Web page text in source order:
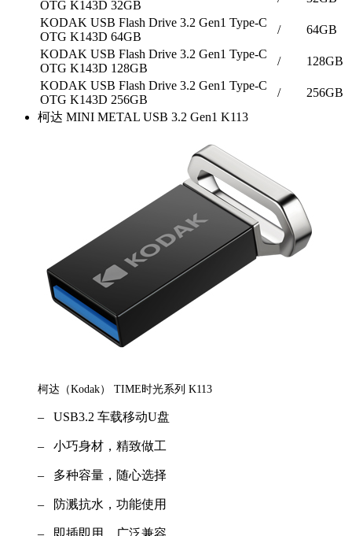
OTG K143D 32GB
KODAK USB Flash Drive 3.2 Gen1 Type-C
OTG K143D 64GB
/
64GB
KODAK USB Flash Drive 3.2 Gen1 Type-C
OTG K143D 128GB
/
128GB
KODAK USB Flash Drive 3.2 Gen1 Type-C
OTG K143D 256GB
/
256GB
柯达 MINI METAL USB 3.2 Gen1 K113
柯达（Kodak） TIME时光系列 K113
– USB3.2 车载移动U盘
– 小巧身材，精致做工
– 多种容量，随心选择
– 防溅抗水，功能使用
– 即插即用，广泛兼容